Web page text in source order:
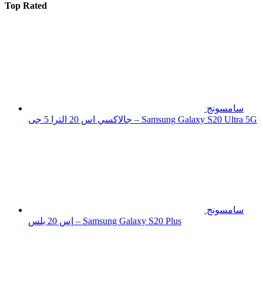
Top Rated
سامسونج
جالاكسي اس 20 الترا 5 جى – Samsung Galaxy S20 Ultra 5G
سامسونج
إس 20 بلس – Samsung Galaxy S20 Plus